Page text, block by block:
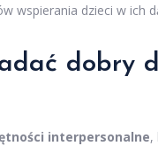
wspierania dzieci w ich
dobry
interpersonalne,